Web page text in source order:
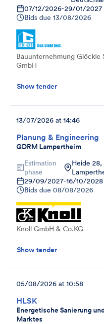
07/12/2026-29/01/2027
Bids due 13/08/2026
Bauunternehmung Glöckle
GmbH
Show tender
Planung & Engineering
GDRM Lampertheim
13/07/2026 at 14:46
Estimation
phase
Heide
29/09/2027-16/10/2028
Bids due 08/08/2026
Knoll GmbH & Co.KG
Show tender
HLSK
Energetische Sanierung
Marktes
05/08/2026 at 10:58